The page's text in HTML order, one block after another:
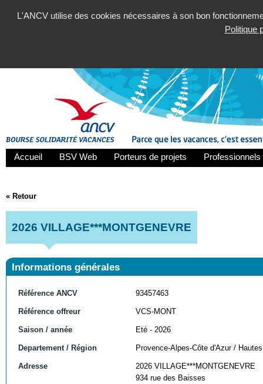
L'ANCV utilise des cookies nécessaires à son bon
Politique
Accueil BSV Web Porteurs de projets
« Retour
2026 VILLAGE***MONTGENEVRE
Informations générales
Référence ANCV 93457463
Référence offreur VCS-MONT
Saison / année Eté - 2026
Departement / Région Provence-Alpes-Côte d'Azur /
Adresse
2026 VILLAGE***MONTGENEVRE
934 rue des Baisses